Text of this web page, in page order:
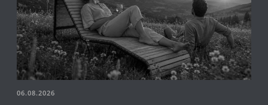
06.08.2026